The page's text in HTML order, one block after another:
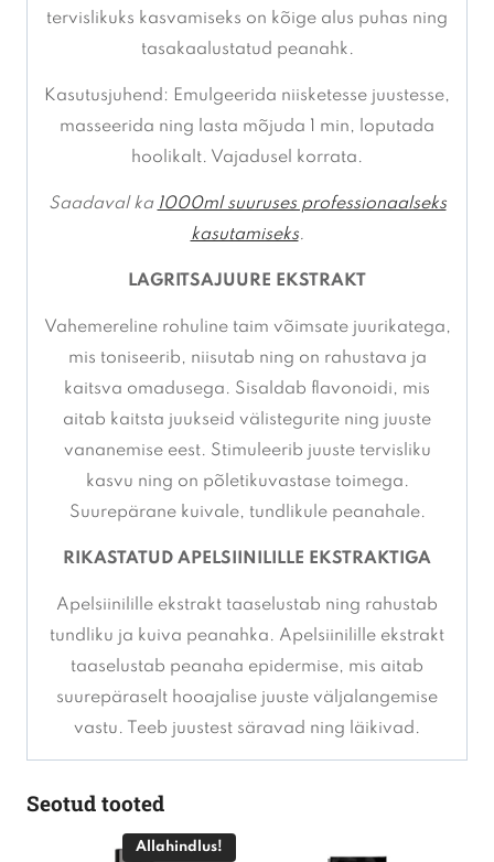
tervislikuks kasvamiseks on kõige alus puhas ning
tasakaalustatud peanahk.
Kasutusjuhend: Emulgeerida niisketesse juustesse,
masseerida ning lasta mõjuda 1 min, loputada
hoolikalt. Vajadusel korrata.
Saadaval ka 1000ml suuruses professionaalseks
kasutamiseks.
LAGRITSAJUURE EKSTRAKT
Vahemereline rohuline taim võimsate juurikatega,
mis toniseerib, niisutab ning on rahustava ja
kaitsva omadusega. Sisaldab flavonoidi, mis
aitab kaitsta juukseid välistegurite ning juuste
vananemise eest. Stimuleerib juuste tervisliku
kasvu ning on põletikuvastase toimega.
Suurepärane kuivale, tundlikule peanahale.
RIKASTATUD APELSIINILILLE EKSTRAKTIGA
Apelsiinilille ekstrakt taaselustab ning rahustab
tundliku ja kuiva peanahka. Apelsiinilille ekstrakt
taaselustab peanaha epidermise, mis aitab
suurepäraselt hooajalise juuste väljalangemise
vastu. Teeb juustest säravad ning läikivad.
Seotud tooted
Allahindlus!